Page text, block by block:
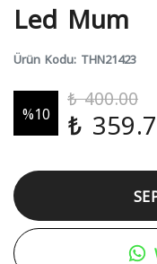
Led Mum
Ürün Kodu: THN21423
%10
₺ 400.00
₺